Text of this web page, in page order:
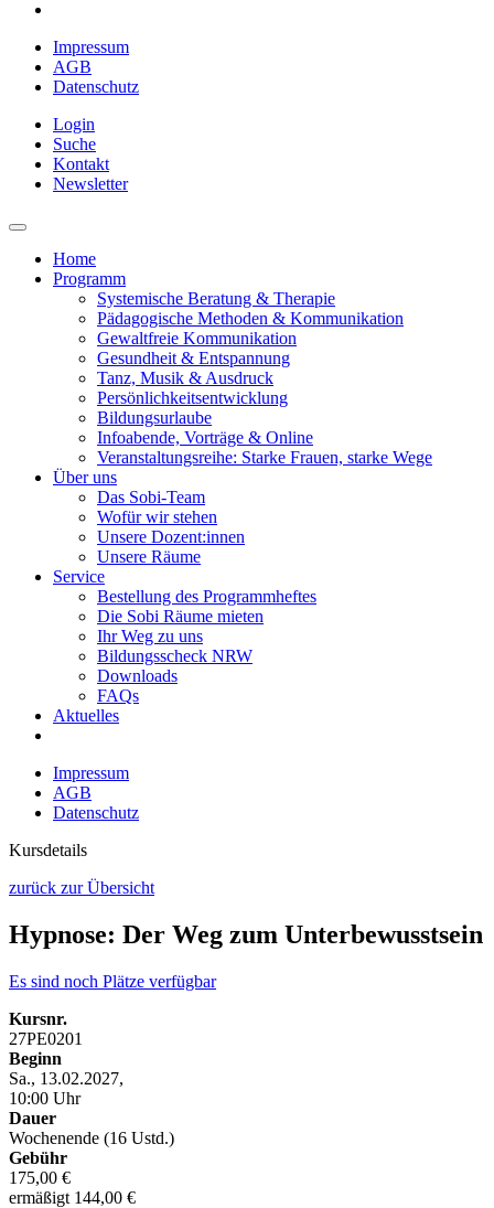
Impressum
AGB
Datenschutz
Login
Suche
Kontakt
Newsletter
Home
Programm
Systemische Beratung & Therapie
Pädagogische Methoden & Kommunikation
Gewaltfreie Kommunikation
Gesundheit & Entspannung
Tanz, Musik & Ausdruck
Persönlichkeitsentwicklung
Bildungsurlaube
Infoabende, Vorträge & Online
Veranstaltungsreihe: Starke Frauen, starke Wege
Über uns
Das Sobi-Team
Wofür wir stehen
Unsere Dozent:innen
Unsere Räume
Service
Bestellung des Programmheftes
Die Sobi Räume mieten
Ihr Weg zu uns
Bildungsscheck NRW
Downloads
FAQs
Aktuelles
Impressum
AGB
Datenschutz
Kursdetails
zurück zur Übersicht
Hypnose: Der Weg zum Unterbewusstsein
Es sind noch Plätze verfügbar
Kursnr.
27PE0201
Beginn
Sa., 13.02.2027,
10:00 Uhr
Dauer
Wochenende (16 Ustd.)
Gebühr
175,00 €
ermäßigt 144,00 €